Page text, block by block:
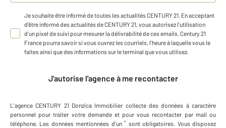
Je souhaite être informé de toutes les actualités CENTURY 21. En acceptant
d'être informé des actualités de CENTURY 21, vous autorisez l'utilisation
d'un pixel de suivi pour mesurer la délivrabilité de ces emails. Century 21
France pourra savoir si vous ouvrez les courriels, l'heure à laquelle vous le
faites ainsi que des informations sur le terminal que vous utilisez.
J'autorise l'agence à me recontacter
L'agence CENTURY 21 Donzica Immobilier collecte des données à caractère
personnel pour traiter votre demande et pour vous recontacter par mail ou
téléphone. Les données mentionnées d'un * sont obligatoires. Vous disposez